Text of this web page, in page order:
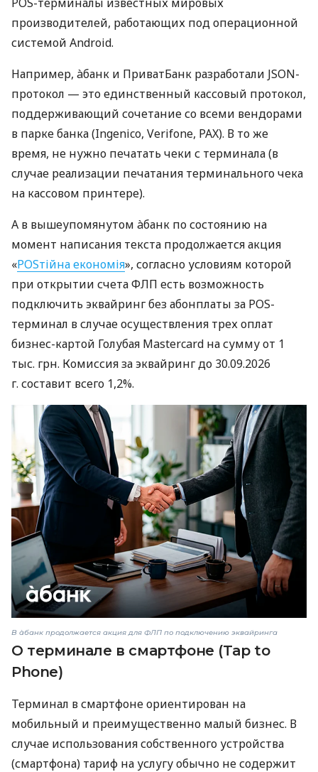
производителей, работающих под операционной
системой Android.
Например, àбанк и ПриватБанк разработали JSON-
протокол — это единственный кассовый протокол,
поддерживающий сочетание со всеми вендорами
в парке банка (Ingenico, Verifone, PAX). В то же
время, не нужно печатать чеки с терминала (в
случае реализации печатания терминального чека
на кассовом принтере).
А в вышеупомянутом àбанк по состоянию на
момент написания текста продолжается акция
«POSтійна економія», согласно условиям которой
при открытии счета ФЛП есть возможность
подключить эквайринг без абонплаты за POS-
терминал в случае осуществления трех оплат
бизнес-картой Голубая Mastercard на сумму от 1
тыс. грн. Комиссия за эквайринг до 30.09.2026
г. составит всего 1,2%.
В àбанк продолжается акция для ФЛП по подключению эквайринга
О терминале в смартфоне (Tap to
Phone)
Терминал в смартфоне ориентирован на
мобильный и преимущественно малый бизнес. В
случае использования собственного устройства
(смартфона) тариф на услугу обычно не содержит